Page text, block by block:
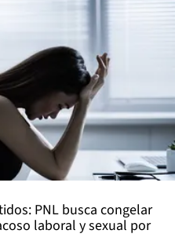
PNL busca congelar
laboral y sexual por